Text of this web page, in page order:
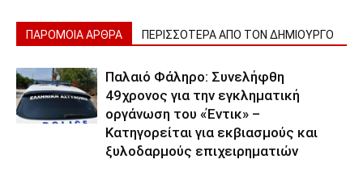
ΠΑΡΟΜΟΙΑ ΑΡΘΡΑ ΠΕΡΙΣΣΟΤΕΡΑ ΑΠΟ ΤΟΝ ΔΗΜΙΟΥΡΓΟ
Παλαιό Φάληρο: Συνελήφθη
49χρονος για την εγκληματική
οργάνωση του «Έντικ» –
Κατηγορείται για εκβιασμούς και
ξυλοδαρμούς επιχειρηματιών